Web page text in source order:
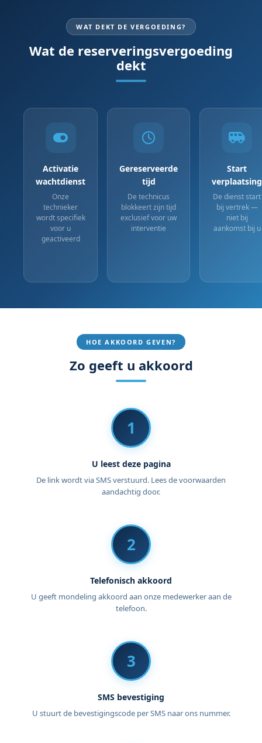
WAT DEKT DE VERGOEDING?
Wat de reserveringsvergoeding
dekt
Activatie
wachtdienst
Onze
technieker
wordt specifiek
voor u
geactiveerd
Gereserveerde
tijd
De technicus
blokkeert zijn tijd
exclusief voor uw
interventie
Start
verplaatsing
De dienst start
bij vertrek —
niet bij
aankomst bij u
HOE AKKOORD GEVEN?
Zo geeft u akkoord
1
U leest deze pagina
De link wordt via SMS verstuurd. Lees de voorwaarden
aandachtig door.
2
Telefonisch akkoord
U geeft mondeling akkoord aan onze medewerker aan de
telefoon.
3
SMS bevestiging
U stuurt de bevestigingscode per SMS naar ons nummer.